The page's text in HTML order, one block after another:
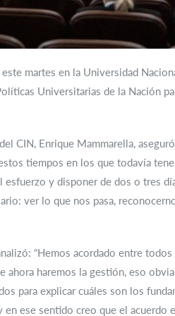
martes en la Universidad
Universitarias de la Nación
CIN, Enrique Mammarella,
tiempos en los que todavía
y disponer de dos o tres
ver lo que nos pasa,
“Hemos acordado entre
haremos la gestión, eso
para explicar cuáles son los
ese sentido creo que el acuerdo